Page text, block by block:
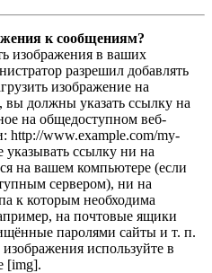
к сообщениям?
изображения в ваших
разрешил добавлять
изображение на
должны указать ссылку на
на общедоступном веб-
http://www.example.com/my-
ссылку ни на
на вашем компьютере (если
сервером), ни на
к которым необходима
на почтовые ящики
паролями сайты и т. п.
используйте в
[img].